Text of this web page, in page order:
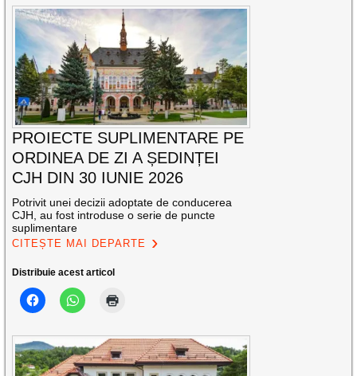
PROIECTE SUPLIMENTARE PE
ORDINEA DE ZI A ȘEDINȚEI
CJH DIN 30 IUNIE 2026
Potrivit unei decizii adoptate de conducerea
CJH, au fost introduse o serie de puncte
suplimentare
CITEȘTE MAI DEPARTE
Distribuie acest articol